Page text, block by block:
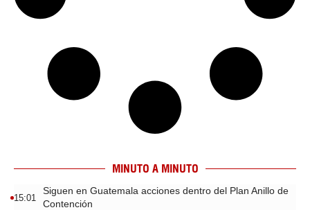
MINUTO A MINUTO
15:01
Siguen en Guatemala acciones dentro del Plan Anillo de
Contención